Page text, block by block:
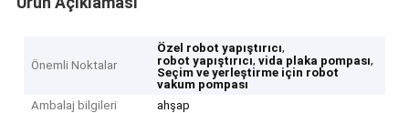
Önemli Noktalar
Özel robot yapıştırıcı,
robot yapıştırıcı,vida plaka pompası,
Seçim ve yerleştirme için robot
vakum pompası
Ambalaj bilgileri
ahşap